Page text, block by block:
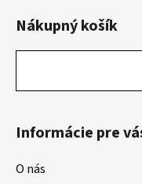
Nákupný košík
Informácie pre
O nás